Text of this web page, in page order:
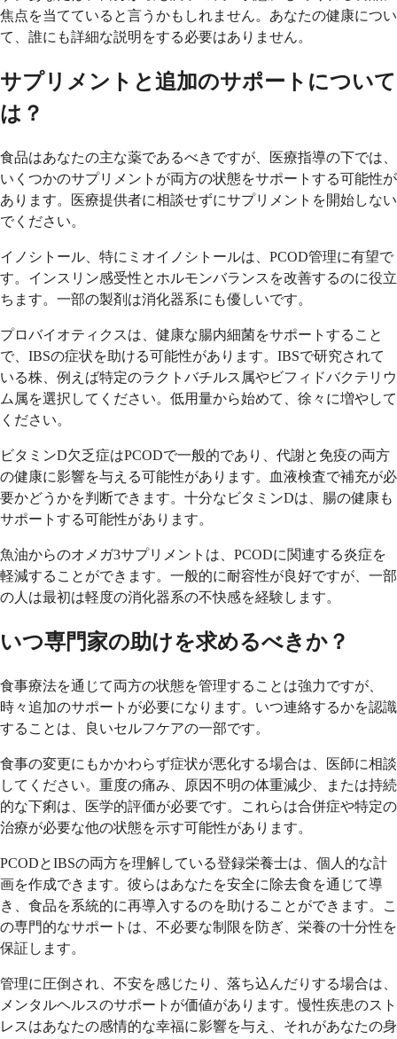
焦点を当てていると言うかもしれません。あなたの健康につい
て、誰にも詳細な説明をする必要はありません。
サプリメントと追加のサポートについて
は？
食品はあなたの主な薬であるべきですが、医療指導の下では、
いくつかのサプリメントが両方の状態をサポートする可能性が
あります。医療提供者に相談せずにサプリメントを開始しない
でください。
イノシトール、特にミオイノシトールは、PCOD管理に有望で
す。インスリン感受性とホルモンバランスを改善するのに役立
ちます。一部の製剤は消化器系にも優しいです。
プロバイオティクスは、健康な腸内細菌をサポートすること
で、IBSの症状を助ける可能性があります。IBSで研究されて
いる株、例えば特定のラクトバチルス属やビフィドバクテリウ
ム属を選択してください。低用量から始めて、徐々に増やして
ください。
ビタミンD欠乏症はPCODで一般的であり、代謝と免疫の両方
の健康に影響を与える可能性があります。血液検査で補充が必
要かどうかを判断できます。十分なビタミンDは、腸の健康も
サポートする可能性があります。
魚油からのオメガ3サプリメントは、PCODに関連する炎症を
軽減することができます。一般的に耐容性が良好ですが、一部
の人は最初は軽度の消化器系の不快感を経験します。
いつ専門家の助けを求めるべきか？
食事療法を通じて両方の状態を管理することは強力ですが、
時々追加のサポートが必要になります。いつ連絡するかを認識
することは、良いセルフケアの一部です。
食事の変更にもかかわらず症状が悪化する場合は、医師に相談
してください。重度の痛み、原因不明の体重減少、または持続
的な下痢は、医学的評価が必要です。これらは合併症や特定の
治療が必要な他の状態を示す可能性があります。
PCODとIBSの両方を理解している登録栄養士は、個人的な計
画を作成できます。彼らはあなたを安全に除去食を通じて導
き、食品を系統的に再導入するのを助けることができます。こ
の専門的なサポートは、不必要な制限を防ぎ、栄養の十分性を
保証します。
管理に圧倒され、不安を感じたり、落ち込んだりする場合は、
メンタルヘルスのサポートが価値があります。慢性疾患のスト
レスはあなたの感情的な幸福に影響を与え、それがあなたの身